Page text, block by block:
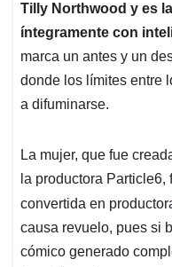
A
p
p
o
o
k
d
I
n
Tilly Northwood y es
íntegramente con
marca un antes y un
donde los límites entre
a difuminarse.
La mujer, que fue
la productora
convertida en
causa revuelo, pues si
cómico generado